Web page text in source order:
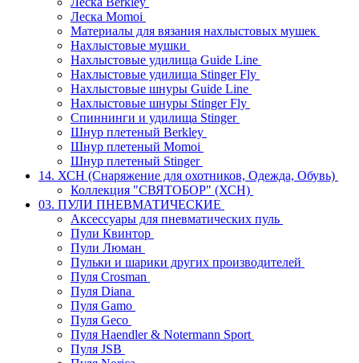
Леска Momoi
Материалы для вязания нахлыстовых мушек
Нахлыстовые мушки
Нахлыстовые удилища Guide Line
Нахлыстовые удилища Stinger Fly
Нахлыстовые шнуры Guide Line
Нахлыстовые шнуры Stinger Fly
Спиннинги и удилища Stinger
Шнур плетеный Berkley
Шнур плетеный Momoi
Шнур плетеный Stinger
14. ХСН (Снаряжение для охотников, Одежда, Обувь)
Коллекция "СВЯТОБОР" (ХСН)
03. ПУЛИ ПНЕВМАТИЧЕСКИЕ
Аксессуары для пневматических пуль
Пули Квинтор
Пули Люман
Пульки и шарики других производителей
Пуля Crosman
Пуля Diana
Пуля Gamo
Пуля Geco
Пуля Haendler & Notermann Sport
Пуля JSB